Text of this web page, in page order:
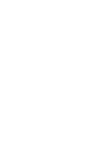
pada tahun 2017
Pendukung
Transaksi
tahun 2018.